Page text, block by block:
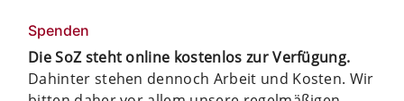
Spenden
Die SoZ steht online kostenlos zur Verfügung.
Dahinter stehen dennoch Arbeit und Kosten. Wir